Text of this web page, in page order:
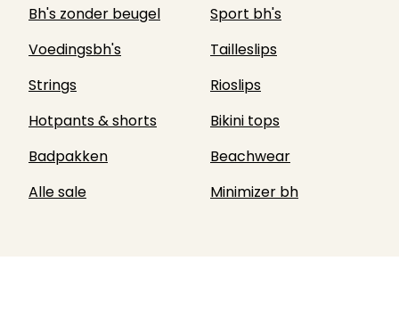
Bh's zonder beugel
Sport bh's
Voedingsbh's
Tailleslips
Strings
Rioslips
Hotpants & shorts
Bikini tops
Badpakken
Beachwear
Alle sale
Minimizer bh